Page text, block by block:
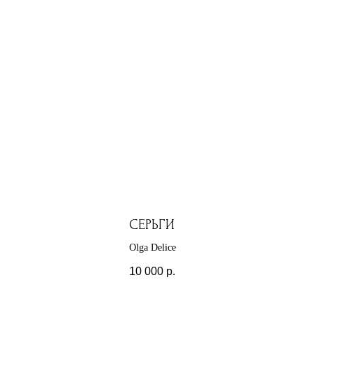
СЕРЬГИ
Olga Delice
10 000 р.